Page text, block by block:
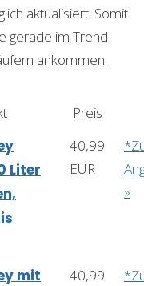
aktualisiert. Somit
gerade im Trend
ankommen.
Preis
Liter
40,99
EUR
»
mit
40,99